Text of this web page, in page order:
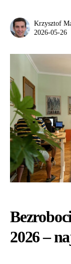
Krzysztof
2026-05-26
2026 –